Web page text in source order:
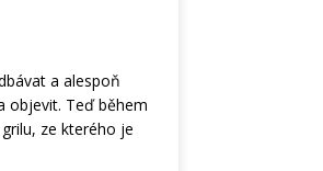
a alespoň
objevit. Teď během
ze kterého je